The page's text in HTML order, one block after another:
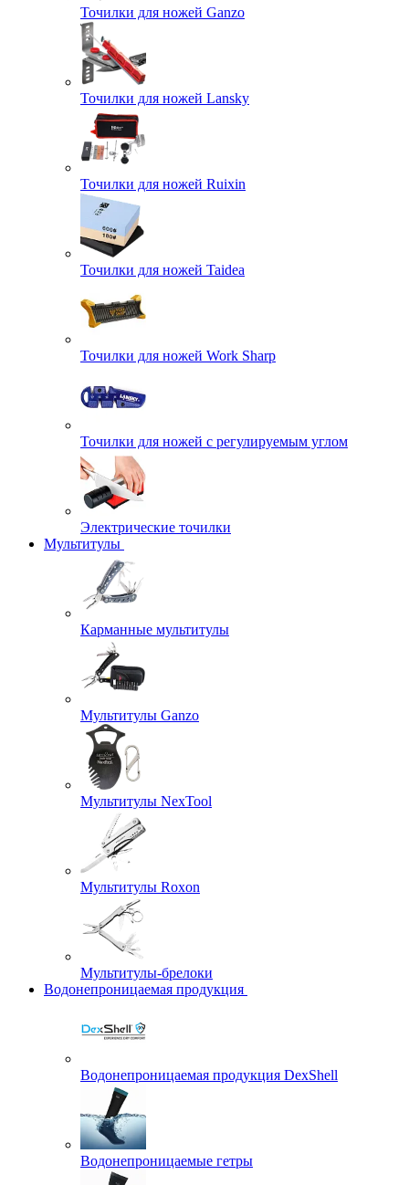
Точилки для ножей Ganzo
Точилки для ножей Lansky
Точилки для ножей Ruixin
Точилки для ножей Taidea
Точилки для ножей Work Sharp
Точилки для ножей с регулируемым углом
Электрические точилки
Мультитулы
Карманные мультитулы
Мультитулы Ganzo
Мультитулы NexTool
Мультитулы Roxon
Мультитулы-брелоки
Водонепроницаемая продукция
Водонепроницаемая продукция DexShell
Водонепроницаемые гетры